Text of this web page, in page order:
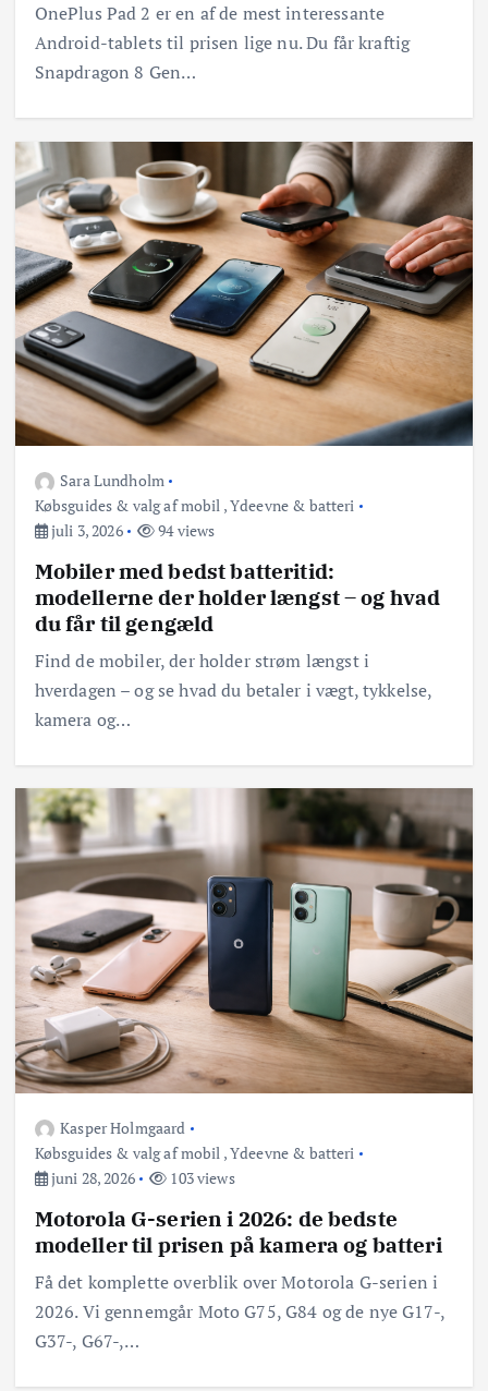
OnePlus Pad 2 er en af de mest interessante
Android-tablets til prisen lige nu. Du får kraftig
Snapdragon 8 Gen…
Sara Lundholm
Købsguides & valg af mobil ,Ydeevne & batteri
juli 3, 2026
94 views
Mobiler med bedst batteritid:
modellerne der holder længst – og hvad
du får til gengæld
Find de mobiler, der holder strøm længst i
hverdagen – og se hvad du betaler i vægt, tykkelse,
kamera og…
Kasper Holmgaard
Købsguides & valg af mobil ,Ydeevne & batteri
juni 28, 2026
103 views
Motorola G-serien i 2026: de bedste
modeller til prisen på kamera og batteri
Få det komplette overblik over Motorola G-serien i
2026. Vi gennemgår Moto G75, G84 og de nye G17-,
G37-, G67-,…